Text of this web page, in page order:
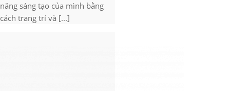
năng sáng tạo của mình bằng
cách trang trí và [...]